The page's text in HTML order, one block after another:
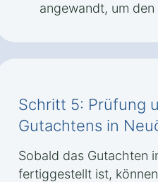
angewandt, um
Schritt 5: Prüfung
Gutachtens in
Sobald das Gutachten
fertiggestellt ist,